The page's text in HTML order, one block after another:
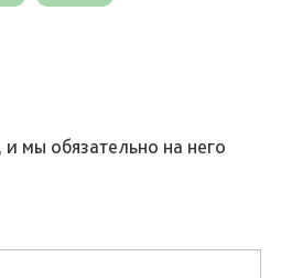
мы обязательно на него